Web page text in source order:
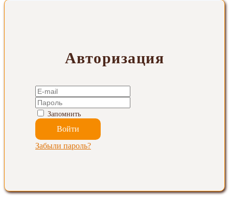
Авторизация
Запомнить
Забыли пароль?